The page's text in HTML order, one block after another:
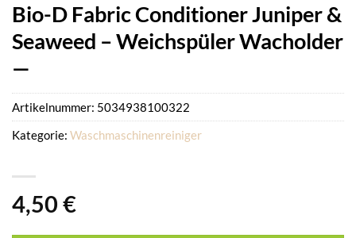
Bio-D Fabric Conditioner Juniper &
Seaweed – Weichspüler Wacholder
—
4,50 €
Artikelnummer: 5034938100322
Kategorie: Waschmaschinenreiniger